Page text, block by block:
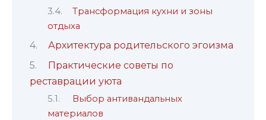
Трансформация кухни и зоны
отдыха
Архитектура родительского эгоизма
Практические советы по
реставрации уюта
Выбор антивандальных
материалов